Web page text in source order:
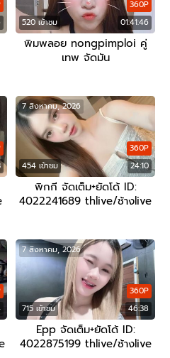
520 เข้าชม 01:41:46
360P
พิมพลอย nongpimploi คู่
เทพ จัดมัน
454 เข้าชม 24:10
360P
7 สิงหาคม, 2026
พิกกี จัดเต็ม+ยัดโด้ ID:
4022241689 thlive/ช้างlive
715 เข้าชม 46:38
360P
7 สิงหาคม, 2026
Epp จัดเต็ม+ยัดโด้ ID:
4022875199 thlive/ช้างlive